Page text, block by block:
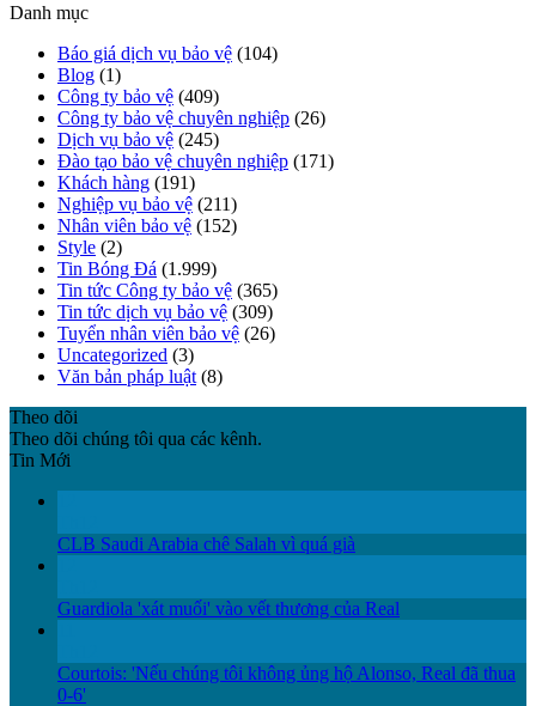
Danh mục
Báo giá dịch vụ bảo vệ (104)
Blog (1)
Công ty bảo vệ (409)
Công ty bảo vệ chuyên nghiệp (26)
Dịch vụ bảo vệ (245)
Đào tạo bảo vệ chuyên nghiệp (171)
Khách hàng (191)
Nghiệp vụ bảo vệ (211)
Nhân viên bảo vệ (152)
Style (2)
Tin Bóng Đá (1.999)
Tin tức Công ty bảo vệ (365)
Tin tức dịch vụ bảo vệ (309)
Tuyển nhân viên bảo vệ (26)
Uncategorized (3)
Văn bản pháp luật (8)
Theo dõi
Theo dõi chúng tôi qua các kênh.
Tin Mới
CLB Saudi Arabia chê Salah vì quá già
Guardiola 'xát muối' vào vết thương của Real
Courtois: 'Nếu chúng tôi không ủng hộ Alonso, Real đã thua
0-6'